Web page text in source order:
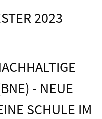
2023
- NEUE
SCHULE IM